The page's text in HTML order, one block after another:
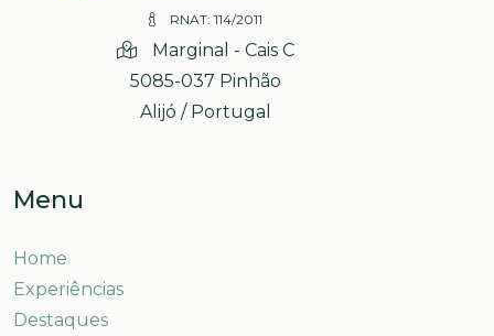
RNAT: 114/2011
Marginal - Cais C
5085-037 Pinhão
Alijó / Portugal
Menu
Home
Experiências
Destaques